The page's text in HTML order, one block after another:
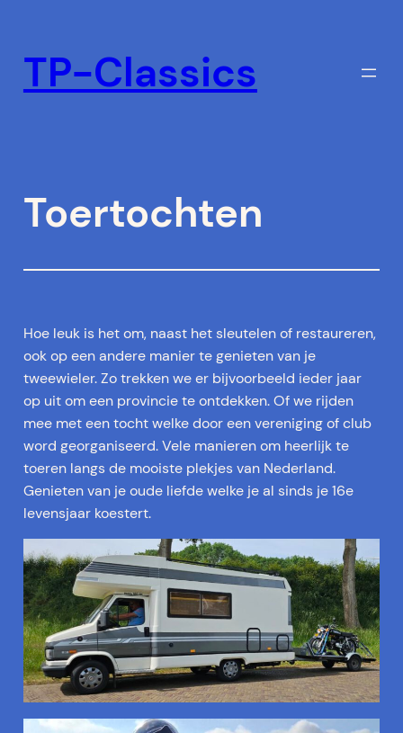
de
inhoud
TP-Classics
Toertochten
Hoe leuk is het om, naast het sleutelen of restaureren,
ook op een andere manier te genieten van je
tweewieler. Zo trekken we er bijvoorbeeld ieder jaar
op uit om een provincie te ontdekken. Of we rijden
mee met een tocht welke door een vereniging of club
word georganiseerd. Vele manieren om heerlijk te
toeren langs de mooiste plekjes van Nederland.
Genieten van je oude liefde welke je al sinds je 16e
levensjaar koestert.